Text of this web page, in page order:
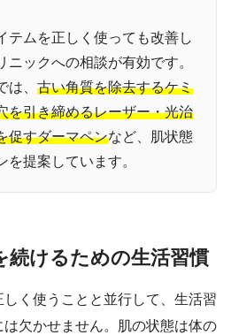
テムを正しく使っても改善し
ニックへの相談が有効です。
、 古い角質を除去するケミ
を引き締めるレーザー・光治
促すダーマペンなど、肌状態
を提案しています。
続けるための生活習慣
く使うことと並行して、生活習
欠かせません。肌の状態は体の